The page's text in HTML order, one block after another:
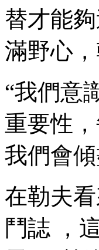
替才能夠
滿野心
“我們意
重要性
我們會傾
在勒夫看
鬥誌